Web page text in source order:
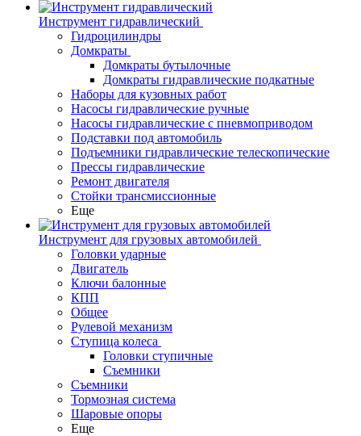
Инструмент гидравлический
Гидроцилиндры
Домкраты
Домкраты бутылочные
Домкраты гидравлические подкатные
Наборы для кузовных работ
Насосы гидравлические ручные
Насосы гидравлические с пневмоприводом
Подставки под автомобиль
Подъемники гидравлические телескопические
Прессы гидравлические
Ремонт двигателя
Стойки трансмиссионные
Еще
Инструмент для грузовых автомобилей
Головки ударные
Двигатель
Ключи балонные
КПП
Общее
Рулевой механизм
Ступица колеса
Головки ступичные
Съемники
Съемники
Тормозная система
Шаровые опоры
Еще